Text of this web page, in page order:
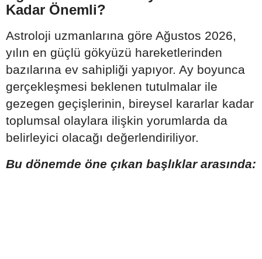
Kadar Önemli?
Astroloji uzmanlarına göre Ağustos 2026,
yılın en güçlü gökyüzü hareketlerinden
bazılarına ev sahipliği yapıyor. Ay boyunca
gerçekleşmesi beklenen tutulmalar ile
gezegen geçişlerinin, bireysel kararlar kadar
toplumsal olaylara ilişkin yorumlarda da
belirleyici olacağı değerlendiriliyor.
Bu dönemde öne çıkan başlıklar arasında: